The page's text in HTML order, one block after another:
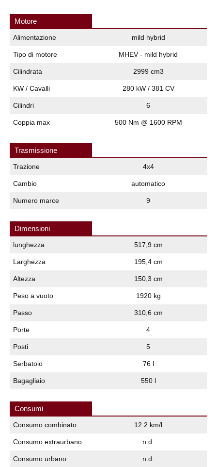
Motore
Alimentazione mild hybrid
Tipo di motore MHEV - mild hybrid
Cilindrata 2999 cm3
KW / Cavalli 280 kW / 381 CV
Cilindri 6
Coppia max 500 Nm @ 1600 RPM
Trasmissione
Trazione 4x4
Cambio automatico
Numero marce 9
Dimensioni
lunghezza 517,9 cm
Larghezza 195,4 cm
Altezza 150,3 cm
Peso a vuoto 1920 kg
Passo 310,6 cm
Porte 4
Posti 5
Serbatoio 76 l
Bagagliaio 550 l
Consumi
Consumo combinato 12.2 km/l
Consumo extraurbano n.d.
Consumo urbano n.d.